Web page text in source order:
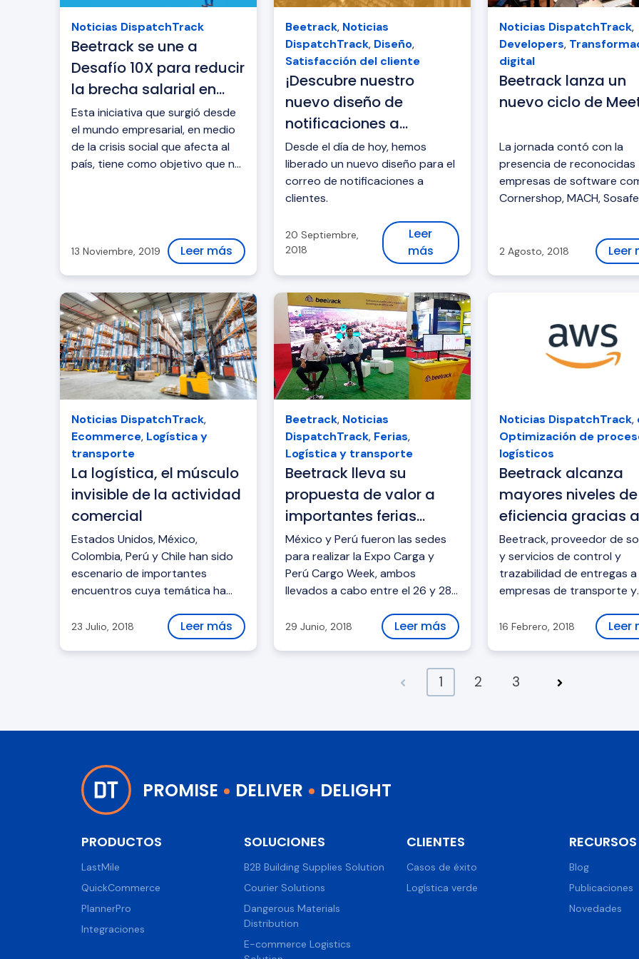
Noticias DispatchTrack
Beetrack se une a
Desafío 10X para reducir
la brecha salarial en
Chile
Esta iniciativa que surgió desde
el mundo empresarial, en medio
de la crisis social que afecta al
país, tiene como objetivo que no
13 Noviembre, 2019 Leer más
Beetrack, Noticias
DispatchTrack, Diseño,
Satisfacción del cliente
¡Descubre nuestro
nuevo diseño de
notificaciones a
clientes!
Desde el día de hoy, hemos
liberado un nuevo diseño para el
correo de notificaciones a
clientes.
20 Septiembre,
2018
Leer
más
Noticias DispatchTrack,
Developers,
digital
Beetrack lanza un
nuevo ciclo de
La jornada contó con la
presencia de reconocidas
empresas de software
Cornershop, MACH,
2 Agosto, 2018 Leer
Noticias DispatchTrack,
Ecommerce, Logística y
transporte
La logística, el músculo
invisible de la actividad
comercial
Estados Unidos, México,
Colombia, Perú y Chile han sido
escenario de importantes
encuentros cuya temática ha
logística y su impacto en el
23 Julio, 2018 Leer más
Beetrack, Noticias
DispatchTrack, Ferias,
Logística y transporte
Beetrack lleva su
propuesta de valor a
importantes ferias
internacionales
México y Perú fueron las sedes
para realizar la Expo Carga y
Perú Cargo Week, ambos
llevados a cabo entre el 26 y 28
29 Junio, 2018 Leer más
Noticias DispatchTrack,
Optimización de
logísticos
Beetrack alcanza
mayores niveles de
eficiencia gracias a
Amazon Web
Beetrack, proveedor de
y servicios de control y
trazabilidad de entregas a
empresas de transporte y
sus inicios -hace cuatro
16 Febrero, 2018 Leer
1 2 3
PROMISE DELIVER DELIGHT
PRODUCTOS
LastMile
QuickCommerce
PlannerPro
Integraciones
SOLUCIONES
B2B Building Supplies Solution
Courier Solutions
Dangerous Materials
Distribution
E-commerce Logistics
CLIENTES
Casos de éxito
Logística verde
RECURSOS
Blog
Publicaciones
Novedades